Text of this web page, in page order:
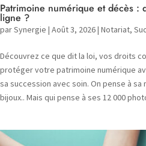
Patrimoine numérique et décès :
ligne ?
parSynergie | Août 3, 2026| Notariat,
Découvrez ce que dit la loi, vos droits
protéger votre patrimoine numérique
sa succession avec soin. On pense à sa
bijoux.. Mais qui pense à ses 12 000